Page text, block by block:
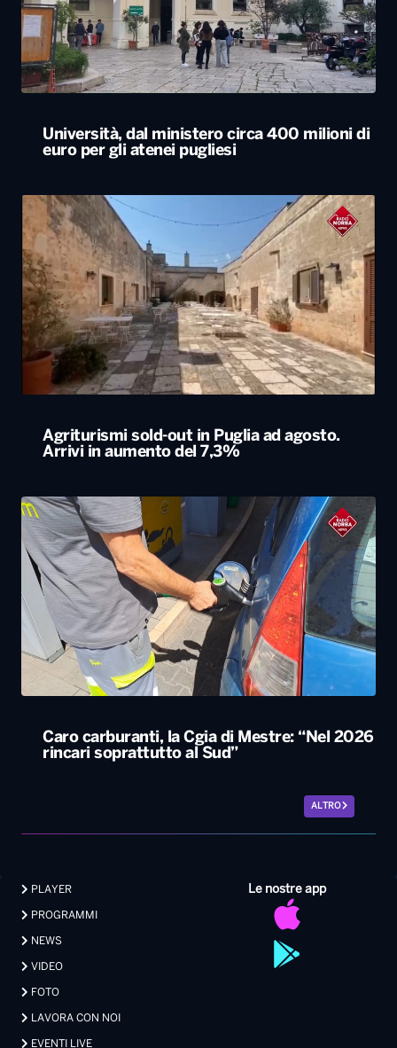
Università, dal ministero circa 400 milioni di
euro per gli atenei pugliesi
Agriturismi sold-out in Puglia ad agosto.
Arrivi in aumento del 7,3%
Caro carburanti, la Cgia di Mestre: “Nel 2026
rincari soprattutto al Sud”
ALTRO
Le nostre app
PLAYER
PROGRAMMI
NEWS
VIDEO
FOTO
LAVORA CON NOI
EVENTI LIVE